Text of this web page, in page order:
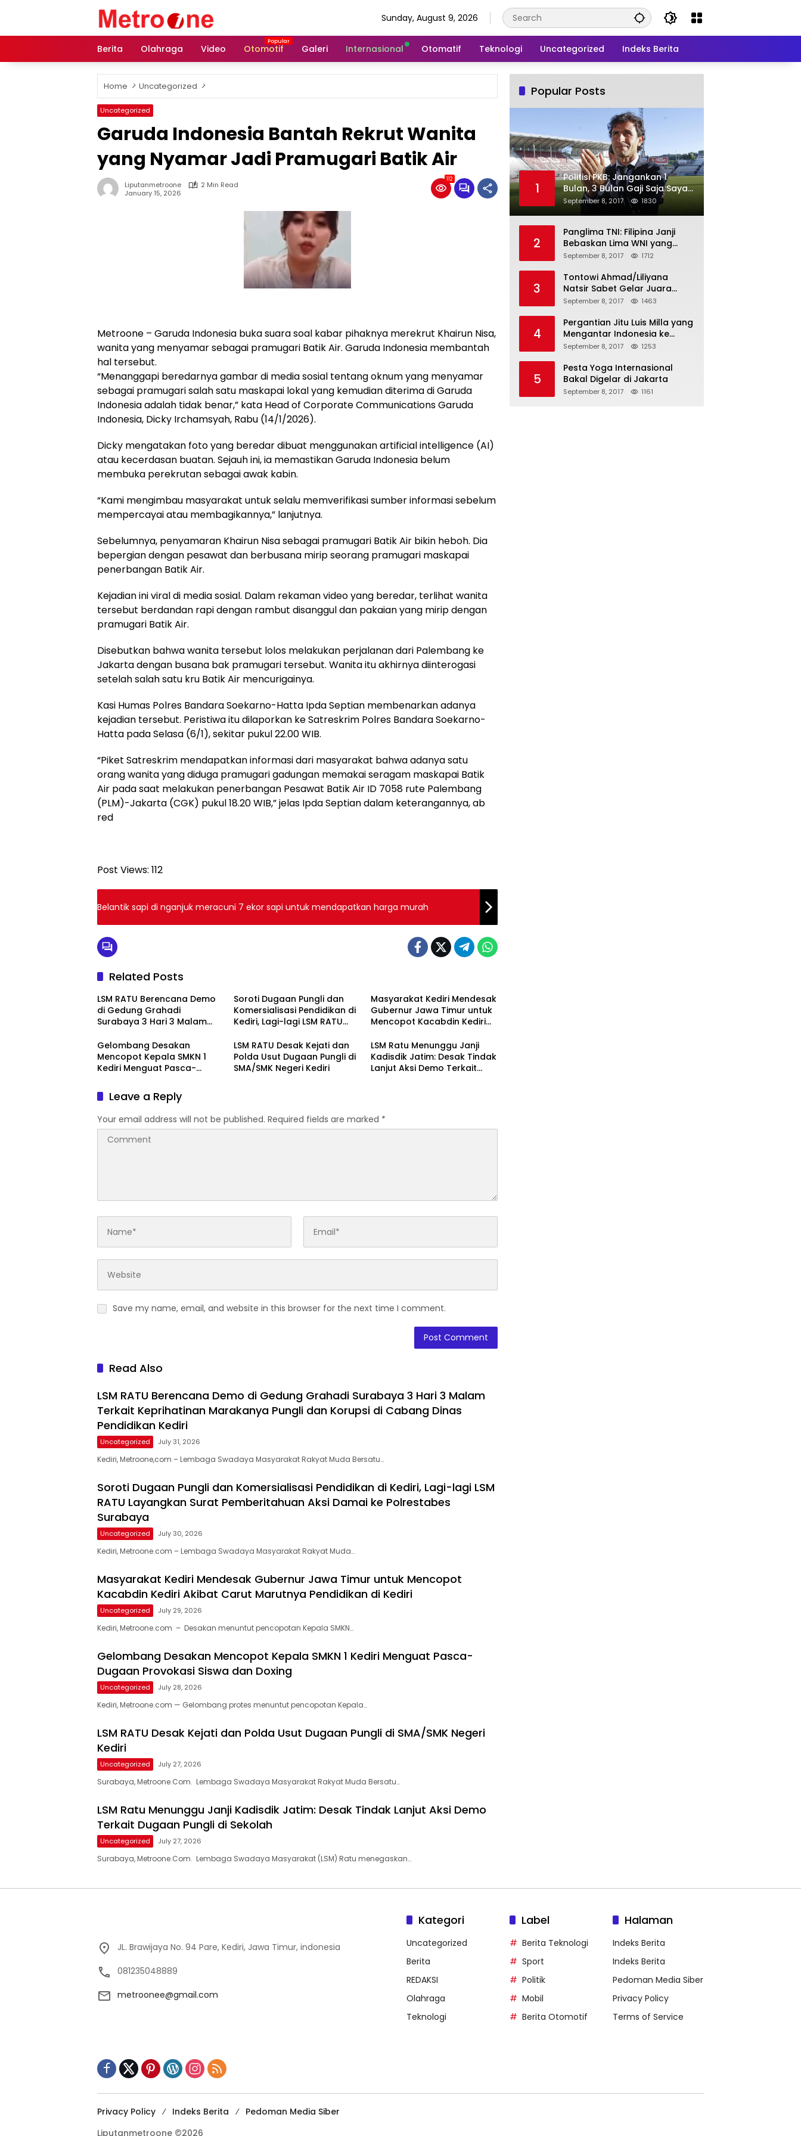
Sunday, August 9, 2026
Berita Olahraga Video Otomotif Galeri Internasional Otomatif Teknologi Uncategorized Indeks Berita
Home Uncategorized
Uncategorized
Garuda Indonesia Bantah Rekrut Wanita
yang Nyamar Jadi Pramugari Batik Air
Liputanmetroone
2 Min Read
January 15, 2026
112
Metroone – Garuda Indonesia buka suara soal kabar pihaknya merekrut Khairun Nisa,
wanita yang menyamar sebagai pramugari Batik Air. Garuda Indonesia membantah
hal tersebut.
“Menanggapi beredarnya gambar di media sosial tentang oknum yang menyamar
sebagai pramugari salah satu maskapai lokal yang kemudian diterima di Garuda
Indonesia adalah tidak benar,” kata Head of Corporate Communications Garuda
Indonesia, Dicky Irchamsyah, Rabu (14/1/2026).
Dicky mengatakan foto yang beredar dibuat menggunakan artificial intelligence (AI)
atau kecerdasan buatan. Sejauh ini, ia memastikan Garuda Indonesia belum
membuka perekrutan sebagai awak kabin.
“Kami mengimbau masyarakat untuk selalu memverifikasi sumber informasi sebelum
mempercayai atau membagikannya,” lanjutnya.
Sebelumnya, penyamaran Khairun Nisa sebagai pramugari Batik Air bikin heboh. Dia
bepergian dengan pesawat dan berbusana mirip seorang pramugari maskapai
penerbangan Batik Air.
Kejadian ini viral di media sosial. Dalam rekaman video yang beredar, terlihat wanita
tersebut berdandan rapi dengan rambut disanggul dan pakaian yang mirip dengan
pramugari Batik Air.
Disebutkan bahwa wanita tersebut lolos melakukan perjalanan dari Palembang ke
Jakarta dengan busana bak pramugari tersebut. Wanita itu akhirnya diinterogasi
setelah salah satu kru Batik Air mencurigainya.
Kasi Humas Polres Bandara Soekarno-Hatta Ipda Septian membenarkan adanya
kejadian tersebut. Peristiwa itu dilaporkan ke Satreskrim Polres Bandara Soekarno-
Hatta pada Selasa (6/1), sekitar pukul 22.00 WIB.
“Piket Satreskrim mendapatkan informasi dari masyarakat bahwa adanya satu
orang wanita yang diduga pramugari gadungan memakai seragam maskapai Batik
Air pada saat melakukan penerbangan Pesawat Batik Air ID 7058 rute Palembang
(PLM)-Jakarta (CGK) pukul 18.20 WIB,” jelas Ipda Septian dalam keterangannya, ab
red
Post Views: 112
Belantik sapi di nganjuk meracuni 7 ekor sapi untuk mendapatkan harga murah
Related Posts
LSM RATU Berencana Demo
di Gedung Grahadi
Surabaya 3 Hari 3 Malam
Marakanya Pungli dan
Korupsi di Cabang Dinas
Pendidikan Kediri
Soroti Dugaan Pungli dan
Komersialisasi Pendidikan di
Kediri, Lagi-lagi LSM RATU
Pemberitahuan Aksi Damai
ke Polrestabes Surabaya
Masyarakat Kediri Mendesak
Gubernur Jawa Timur untuk
Mencopot Kacabdin Kediri
Pendidikan di Kediri
Gelombang Desakan
Mencopot Kepala SMKN 1
Kediri Menguat Pasca-
Doxing
LSM RATU Desak Kejati dan
Polda Usut Dugaan Pungli di
SMA/SMK Negeri Kediri
LSM Ratu Menunggu Janji
Kadisdik Jatim: Desak Tindak
Lanjut Aksi Demo Terkait
Leave a Reply
Your email address will not be published. Required fields are marked *
Save my name, email, and website in this browser for the next time I comment.
Read Also
LSM RATU Berencana Demo di Gedung Grahadi Surabaya 3 Hari 3 Malam
Terkait Keprihatinan Marakanya Pungli dan Korupsi di Cabang Dinas
Pendidikan Kediri
Uncategorized July 31, 2026
​Kediri, Metroone,com – Lembaga Swadaya Masyarakat Rakyat Muda Bersatu…
Soroti Dugaan Pungli dan Komersialisasi Pendidikan di Kediri, Lagi-lagi LSM
RATU Layangkan Surat Pemberitahuan Aksi Damai ke Polrestabes
Surabaya
Uncategorized July 30, 2026
Kediri, Metroone.com – Lembaga Swadaya Masyarakat Rakyat Muda…
Masyarakat Kediri Mendesak Gubernur Jawa Timur untuk Mencopot
Kacabdin Kediri Akibat Carut Marutnya Pendidikan di Kediri
Uncategorized July 29, 2026
Kediri, Metroone.com – Desakan menuntut pencopotan Kepala SMKN…
Gelombang Desakan Mencopot Kepala SMKN 1 Kediri Menguat Pasca-
Dugaan Provokasi Siswa dan Doxing
Uncategorized July 28, 2026
Kediri, Metroone.com — Gelombang protes menuntut pencopotan Kepala…
LSM RATU Desak Kejati dan Polda Usut Dugaan Pungli di SMA/SMK Negeri
Kediri
Uncategorized July 27, 2026
Surabaya, Metroone.Com. Lembaga Swadaya Masyarakat Rakyat Muda Bersatu…
LSM Ratu Menunggu Janji Kadisdik Jatim: Desak Tindak Lanjut Aksi Demo
Terkait Dugaan Pungli di Sekolah
Uncategorized July 27, 2026
Surabaya, Metroone.Com. Lembaga Swadaya Masyarakat (LSM) Ratu menegaskan…
Popular Posts
1
Politisi PKB: Jangankan 1
Bulan, 3 Bulan Gaji Saja Saya
Siap untuk Rohingya
September 8, 2017 1830
2
Panglima TNI: Filipina Janji
Bebaskan Lima WNI yang
Disandera Abu Sayyaf
September 8, 2017 1712
3
Tontowi Ahmad/Liliyana
Natsir Sabet Gelar Juara
Dunia Kedua
September 8, 2017 1463
4
Pergantian Jitu Luis Milla yang
Mengantar Indonesia ke
Semifinal
September 8, 2017 1253
5
Pesta Yoga Internasional
Bakal Digelar di Jakarta
September 8, 2017 1161
JL. Brawijaya No. 94 Pare, Kediri, Jawa Timur, indonesia
081235048889
metroonee@gmail.com
Kategori
Uncategorized
Berita
REDAKSI
Olahraga
Teknologi
Label
Berita Teknologi
Sport
Politik
Mobil
Berita Otomotif
Halaman
Indeks Berita
Indeks Berita
Pedoman Media Siber
Privacy Policy
Terms of Service
Privacy Policy Indeks Berita
Pedoman Media Siber
Liputanmetroone ©2026